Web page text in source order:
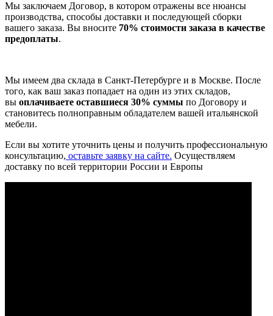
Мы заключаем Договор, в котором отражены все нюансы
производства, способы доставки и последующей сборки
вашего заказа. Вы вносите 70% стоимости заказа в качестве
предоплаты.
Мы имеем два склада в Санкт-Петербурге и в Москве. После
того, как ваш заказ попадает на один из этих складов,
вы оплачиваете оставшиеся 30% суммы по Договору и
становитесь полноправным обладателем вашей итальянской
мебели.
Если вы хотите уточнить цены и получить профессиональную
консультацию, оставьте заявку на сайте. Осуществляем
доставку по всей территории России и Европы